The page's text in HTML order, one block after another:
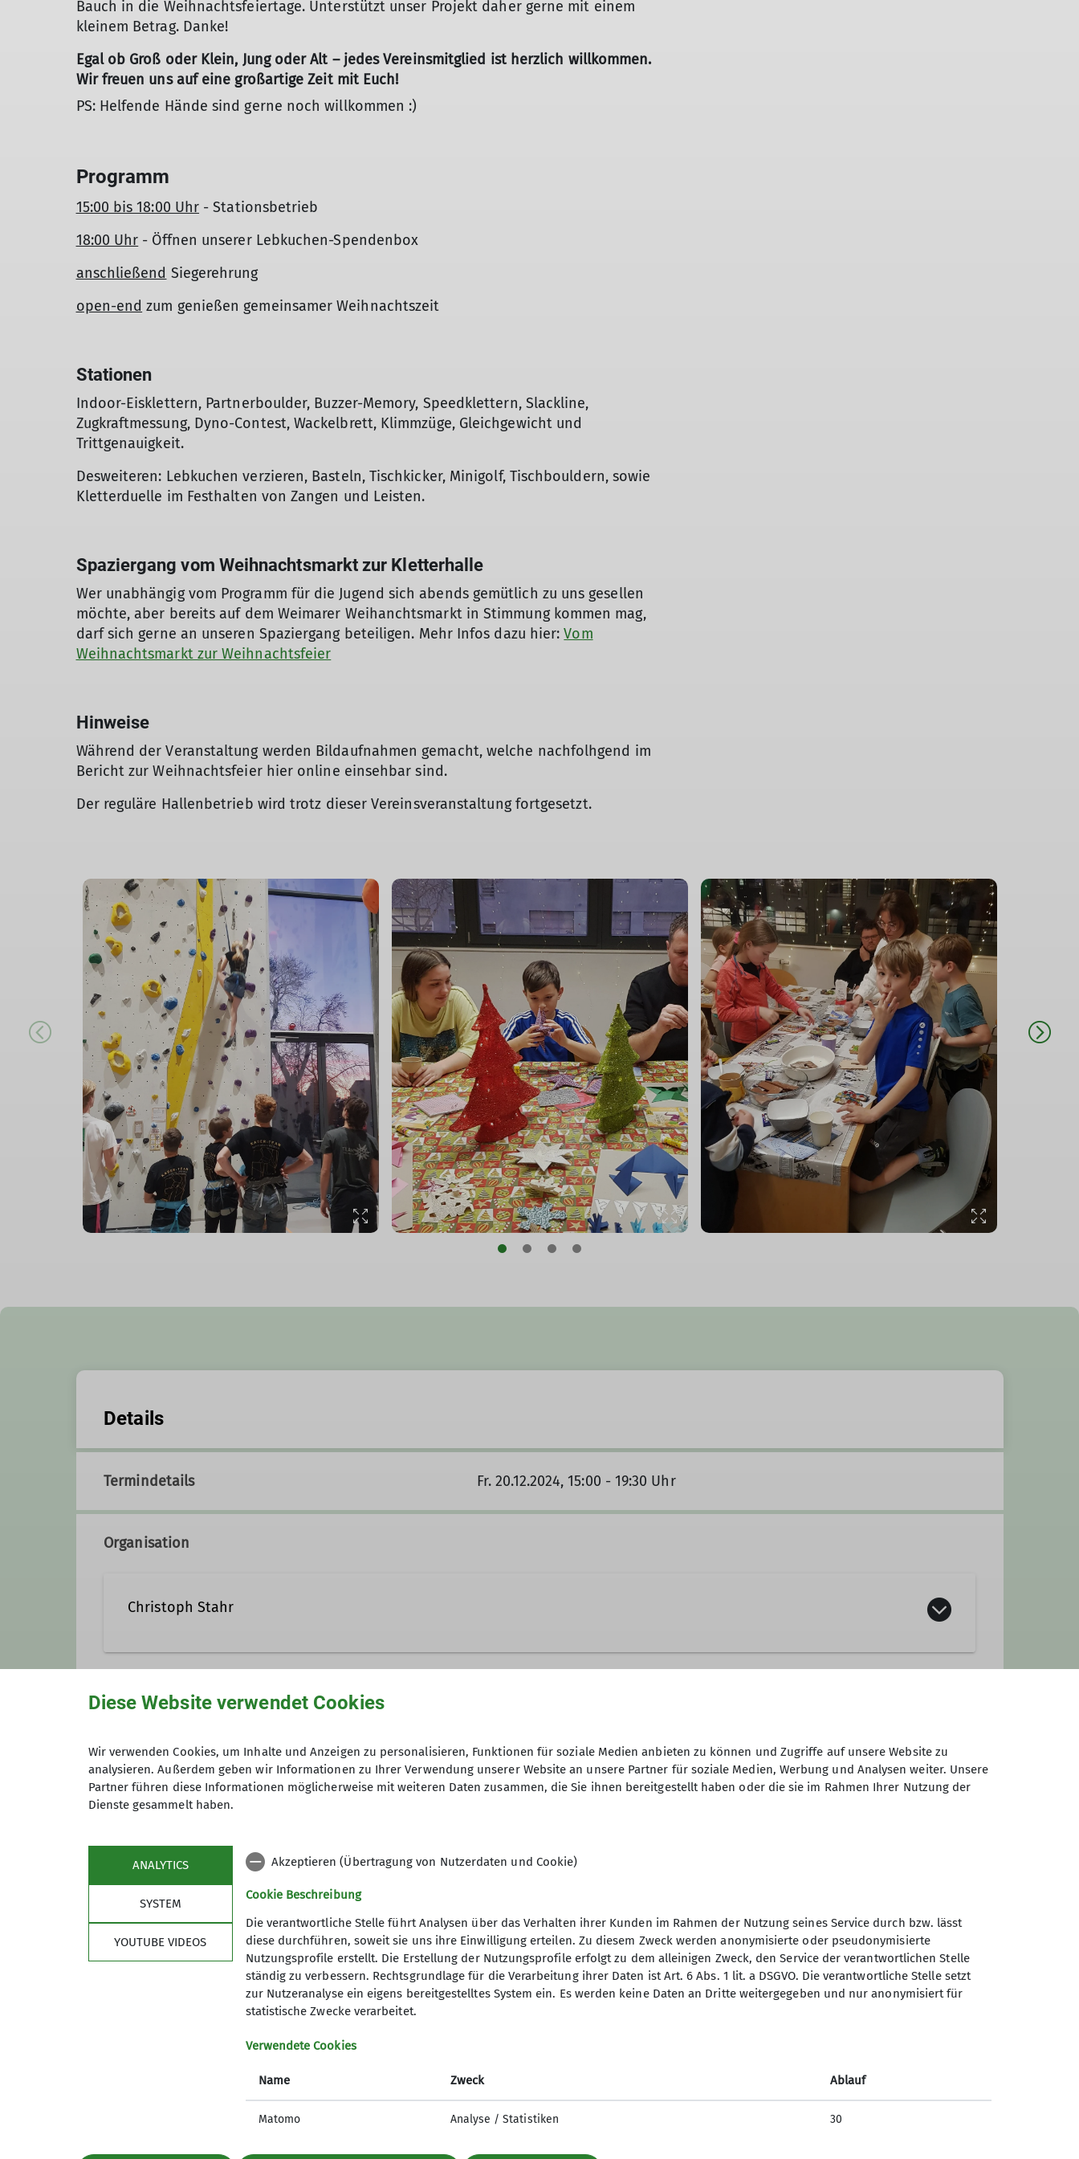
Bauch in die Weihnachtsfeiertage. Unterstützt unser Projekt daher gerne mit einem
kleinem Betrag. Danke!
Egal ob Groß oder Klein, Jung oder Alt – jedes Vereinsmitglied ist herzlich willkommen.
Wir freuen uns auf eine großartige Zeit mit Euch!
PS: Helfende Hände sind gerne noch willkommen :)
Programm
15:00 bis 18:00 Uhr - Stationsbetrieb
18:00 Uhr - Öffnen unserer Lebkuchen-Spendenbox
anschließend Siegerehrung
open-end zum genießen gemeinsamer Weihnachtszeit
Stationen
Indoor-Eisklettern, Partnerboulder, Buzzer-Memory, Speedklettern, Slackline,
Zugkraftmessung, Dyno-Contest, Wackelbrett, Klimmzüge, Gleichgewicht und
Trittgenauigkeit.
Desweiteren: Lebkuchen verzieren, Basteln, Tischkicker, Minigolf, Tischbouldern, sowie
Kletterduelle im Festhalten von Zangen und Leisten.
Spaziergang vom Weihnachtsmarkt zur Kletterhalle
Wer unabhängig vom Programm für die Jugend sich abends gemütlich zu uns gesellen
möchte, aber bereits auf dem Weimarer Weihanchtsmarkt in Stimmung kommen mag,
darf sich gerne an unseren Spaziergang beteiligen. Mehr Infos dazu hier:Vom
Weihnachtsmarkt zur Weihnachtsfeier
Hinweise
Während der Veranstaltung werden Bildaufnahmen gemacht, welche nachfolhgend im
Bericht zur Weihnachtsfeier hier online einsehbar sind.
Der reguläre Hallenbetrieb wird trotz dieser Vereinsveranstaltung fortgesetzt.
© Christoph Stahr
Details
Termindetails Fr. 20.12.2024, 15:00 - 19:30 Uhr
Organisation
Christoph Stahr
Kontakt aufnehmen
Trainer*in C Sportklettern Leistungssport
Zusatzqualifikation Outdoor- Sportklettern
Jugendsprecher Tourenleiter
Unsere Veranstaltungsorte
Kletterhalle EnergieWände
99427 Weimar
Im Fokus
Sektion Weimar des
Telefon +4936432523314
Diese Website verwendet Cookies
Wir verwenden Cookies, um Inhalte und Anzeigen zu personalisieren, Funktionen für soziale Medien anbieten zu können und Zugriffe auf unsere Website zu
analysieren. Außerdem geben wir Informationen zu Ihrer Verwendung unserer Website an unsere Partner für soziale Medien, Werbung und Analysen weiter. Unsere
Partner führen diese Informationen möglicherweise mit weiteren Daten zusammen, die Sie ihnen bereitgestellt haben oder die sie im Rahmen Ihrer Nutzung der
Dienste gesammelt haben.
ANALYTICS
SYSTEM
YOUTUBE VIDEOS
Akzeptieren (Übertragung von Nutzerdaten und Cookie)
Cookie Beschreibung
Die verantwortliche Stelle führt Analysen über das Verhalten ihrer Kunden im Rahmen der Nutzung seines Service durch bzw. lässt
diese durchführen, soweit sie uns ihre Einwilligung erteilen. Zu diesem Zweck werden anonymisierte oder pseudonymisierte
Nutzungsprofile erstellt. Die Erstellung der Nutzungsprofile erfolgt zu dem alleinigen Zweck, den Service der verantwortlichen Stelle
ständig zu verbessern. Rechtsgrundlage für die Verarbeitung ihrer Daten ist Art. 6 Abs. 1 lit. a DSGVO. Die verantwortliche Stelle setzt
zur Nutzeranalyse ein eigens bereitgestelltes System ein. Es werden keine Daten an Dritte weitergegeben und nur anonymisiert für
statistische Zwecke verarbeitet.
Verwendete Cookies
Name Zweck Ablauf
Matomo Analyse / Statistiken 30